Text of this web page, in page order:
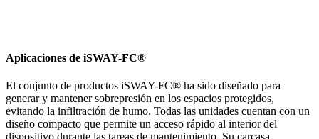
Aplicaciones de iSWAY-FC®
El conjunto de productos iSWAY-FC® ha sido diseñado para
generar y mantener sobrepresión en los espacios protegidos,
evitando la infiltración de humo. Todas las unidades cuentan con un
diseño compacto que permite un acceso rápido al interior del